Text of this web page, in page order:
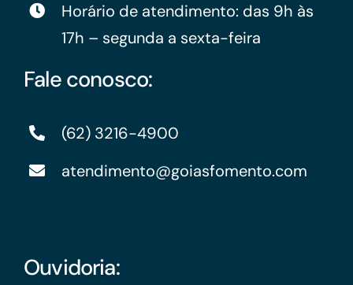
Horário de atendimento: das 9h às
17h – segunda a sexta-feira
Fale conosco:
(62) 3216-4900
atendimento@goiasfomento.com
Ouvidoria: